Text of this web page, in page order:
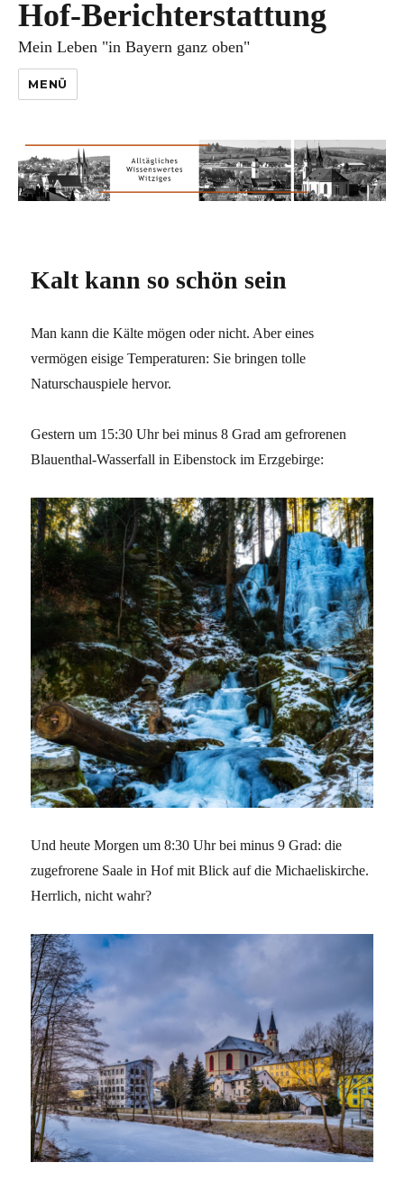
Hof-Berichterstattung
Mein Leben "in Bayern ganz oben"
MENÜ
Kalt kann so schön sein
Man kann die Kälte mögen oder nicht. Aber eines
vermögen eisige Temperaturen: Sie bringen tolle
Naturschauspiele hervor.
Gestern um 15:30 Uhr bei minus 8 Grad am gefrorenen
Blauenthal-Wasserfall in Eibenstock im Erzgebirge:
Und heute Morgen um 8:30 Uhr bei minus 9 Grad: die
zugefrorene Saale in Hof mit Blick auf die Michaeliskirche.
Herrlich, nicht wahr?